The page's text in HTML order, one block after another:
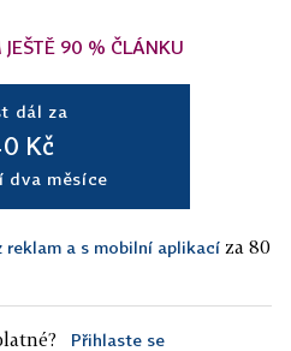
90 % ČLÁNKU
dál za
Kč
dva měsíce
reklam a s mobilní aplikací za 80
Přihlaste se